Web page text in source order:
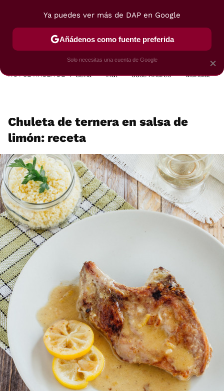
POSTRES VIAJES SELECCIÓN VEGUI
HOY SE HABLA DE Cena Lidl José Andrés Mundial
Chuleta de ternera en salsa de
limón: receta
×
Ya puedes ver más de DAP en Google
Añádenos como fuente preferida
Solo necesitas una cuenta de Google